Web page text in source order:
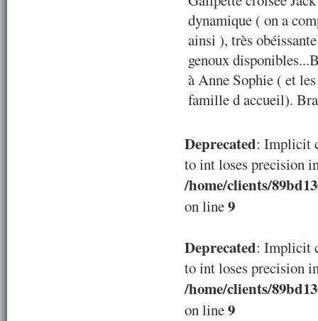
dynamique ( on a
ainsi ), très
genoux
à Anne Sophie ( et
famille d accueil).
Deprecated: Implicit
to int loses precision
/home/clients/
on line9
Deprecated: Implicit
to int loses precision
/home/clients/
on line9